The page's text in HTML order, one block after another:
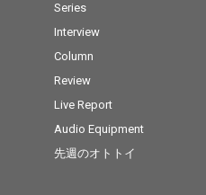
Series
Interview
Column
Review
Live Report
Audio Equipment
先週のオトトイ